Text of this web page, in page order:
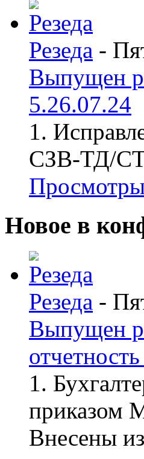
Резеда -
Выпущен
5.26.07.24
1.
СЗВ-ТД/
Новое в
Резеда -
Выпущен
1.
приказом
Внесены